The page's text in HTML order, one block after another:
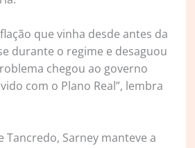
que vinha desde antes da
durante o regime e desaguou
chegou ao governo
com o Plano Real”, lembra
Tancredo, Sarney manteve a